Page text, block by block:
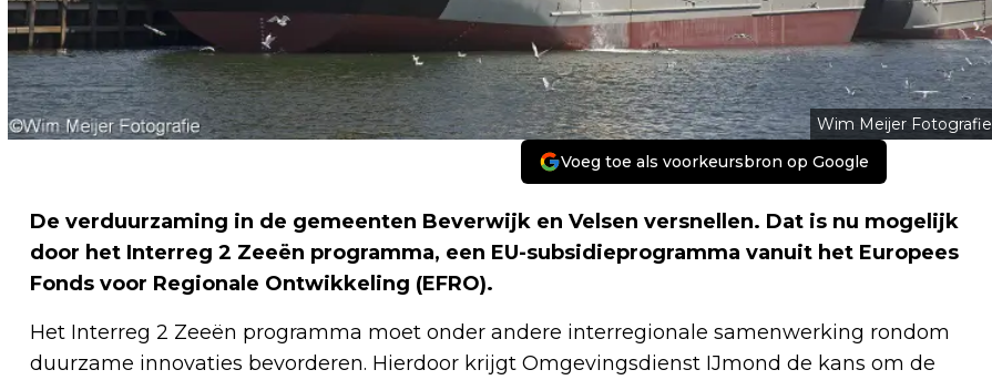
Wim Meijer Fotografie
Voeg toe als voorkeursbron op Google
De verduurzaming in de gemeenten Beverwijk en Velsen versnellen. Dat is nu mogelijk
door het Interreg 2 Zeeën programma, een EU-subsidieprogramma vanuit het Europees
Fonds voor Regionale Ontwikkeling (EFRO).
Het Interreg 2 Zeeën programma moet onder andere interregionale samenwerking rondom
duurzame innovaties bevorderen. Hierdoor krijgt Omgevingsdienst IJmond de kans om de